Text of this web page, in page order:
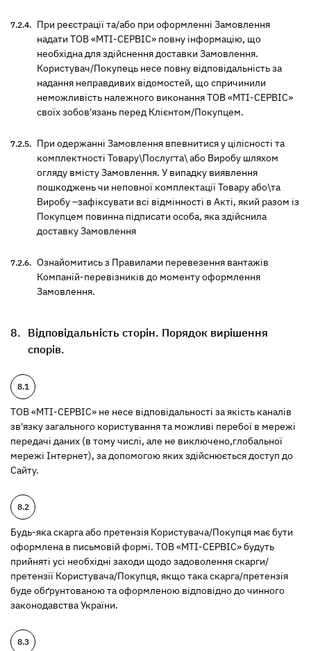
При реєстрації та/або при оформленні Замовлення
надати ТОВ «МТІ-СЕРВІС» повну інформацію, що
необхідна для здійснення доставки Замовлення.
Користувач/Покупець несе повну відповідальність за
надання неправдивих відомостей, що спричинили
неможливість належного виконання ТОВ «МТІ-СЕРВІС»
своїх зобов'язань перед Клієнтом/Покупцем.
При одержанні Замовлення впевнитися у цілісності та
комплектності Товару\Послугта\ або Виробу шляхом
огляду вмісту Замовлення. У випадку виявлення
пошкоджень чи неповної комплектації Товару або\та
Виробу –зафіксувати всі відмінності в Акті, який разом із
Покупцем повинна підписати особа, яка здійснила
доставку Замовлення
Ознайомитись з Правилами перевезення вантажів
Компаній-перевізників до моменту оформлення
Замовлення.
Відповідальність сторін. Порядок вирішення
спорів.
ТОВ «МТІ-СЕРВІС» не несе відповідальності за якість каналів
зв'язку загального користування та можливі перебої в мережі
передачі даних (в тому числі, але не виключено,глобальної
мережі Інтернет), за допомогою яких здійснюється доступ до
Сайту.
Будь-яка скарга або претензія Користувача/Покупця має бути
оформлена в письмовій формі. ТОВ «МТІ-СЕРВІС» будуть
прийняті усі необхідні заходи щодо задоволення скарги/
претензії Користувача/Покупця, якщо така скарга/претензія
буде обґрунтованою та оформленою відповідно до чинного
законодавства України.